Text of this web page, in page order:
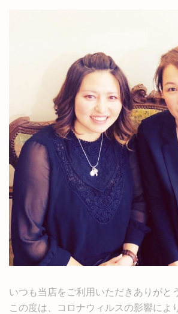
いつも当店をご利用いただきありがと
この度は、コロナウィルスの影響によ